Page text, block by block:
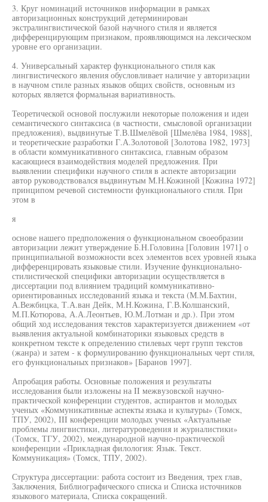
3. Круг номинаций источников информации в рамках
авторизационных конструкций детерминирован
экстралингвистической базой научного стиля и является
дифференцирующим признаком, проявляющимся на лексическом
уровне его организации.
4. Универсальный характер функционального стиля как
лингвистического явления обусловливает наличие у авторизации
в научном стиле разных языков общих свойств, основным из
которых является формальная вариативность.
Теоретической основой послужили некоторые положения и идеи
семантического синтаксиса (в частности, смысловой организации
предложения), выдвинутые Т.В.Шмелёвой [Шмелёва 1984, 1988],
и теоретические разработки Г.А.Золотовой [Золотова 1982, 1973]
в области коммуникативного синтаксиса, главным образом
касающиеся взаимодействия моделей предложения. При
выявлении специфики научного стиля в аспекте авторизации
автор руководствовался выдвинутым М.Н.Кожиной [Кожина 1972]
принципом речевой системности функционального стиля. При
этом в
я
основе нашего предположения о функциональном своеобразии
авторизации лежит утверждение Б.Н.Головина [Головин 1971] о
принципиальной возможности всех элементов всех уровней языка
дифференцировать языковые стили. Изучение функционально-
стилистической специфики авторизации осуществляется в
диссертации под влиянием традиций коммуникативно-
ориентированных исследований языка и текста (М.М.Бахтин,
А.Вежбицка, Т.А.ван Дейк, М.Н.Кожина, Г.В.Колшанский,
М.П.Котюрова, А.А.Леонтьев, Ю.М.Лотман и др.). При этом
общий ход исследования текстов характеризуется движением «от
выявления актуальной комбинаторики языковых средств в
конкретном тексте к определению стилевых черт групп текстов
(жанра) и затем - к формулированию функциональных черт стиля,
его функциональных признаков» [Баранов 1997].
Апробация работы. Основные положения и результаты
исследования были изложены на II межвузовской научно-
практической конференции студентов, аспирантов и молодых
ученых «Коммуникативные аспекты языка и культуры» (Томск,
ТПУ, 2002), III конференции молодых ученых «Актуальные
проблемы лингвистики, литературоведения и журналистики»
(Томск, ТГУ, 2002), международной научно-практической
конференции «Прикладная филология: Язык. Текст.
Коммуникация» (Томск, ТПУ, 2002).
Структура диссертации: работа состоит из Введения, трех глав,
Заключения, Библиографического списка и Списка источников
языкового материала, Списка сокращений.